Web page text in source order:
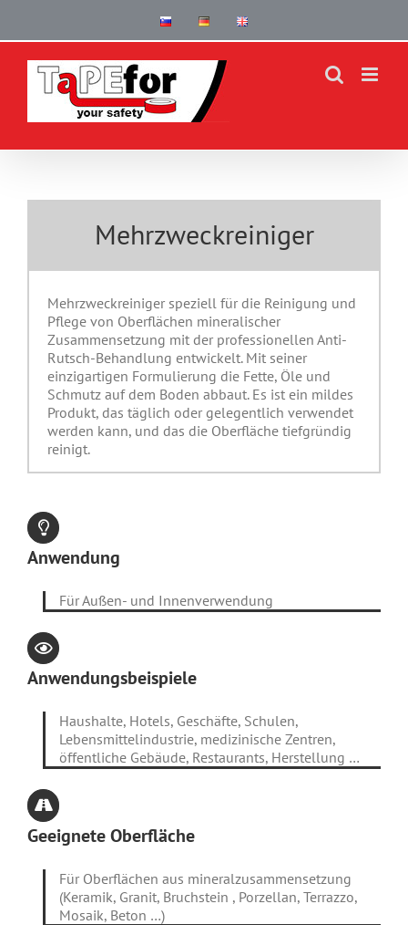
content
Mehrzweckreiniger
Mehrzweckreiniger speziell für die Reinigung und
Pflege von Oberflächen mineralischer
Zusammensetzung mit der professionellen Anti-
Rutsch-Behandlung entwickelt. Mit seiner
einzigartigen Formulierung die Fette, Öle und
Schmutz auf dem Boden abbaut. Es ist ein mildes
Produkt, das täglich oder gelegentlich verwendet
werden kann, und das die Oberfläche tiefgründig
reinigt.
Anwendung
Für Außen- und Innenverwendung
Anwendungsbeispiele
Haushalte, Hotels, Geschäfte, Schulen,
Lebensmittelindustrie, medizinische Zentren,
öffentliche Gebäude, Restaurants, Herstellung …
Geeignete Oberfläche
Für Oberflächen aus mineralzusammensetzung
(Keramik, Granit, Bruchstein , Porzellan, Terrazzo,
Mosaik, Beton …)